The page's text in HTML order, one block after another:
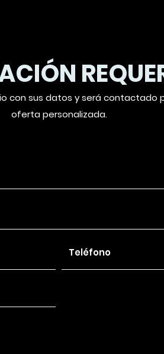
con sus datos y será contactado
oferta personalizada.